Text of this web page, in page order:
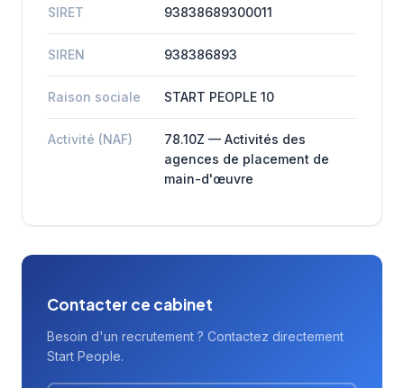
SIRET 93838689300011
SIREN 938386893
Raison sociale START PEOPLE 10
Activité (NAF)
78.10Z — Activités des
agences de placement de
main-d'œuvre
Contacter ce cabinet
Besoin d'un recrutement ? Contactez directement
Start People.